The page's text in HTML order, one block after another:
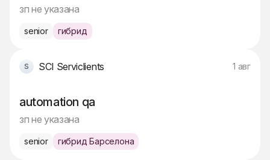
зп не указана
senior гибрид
SCI Serviclients 1 авг
automation qa
зп не указана
senior гибрид Барселона